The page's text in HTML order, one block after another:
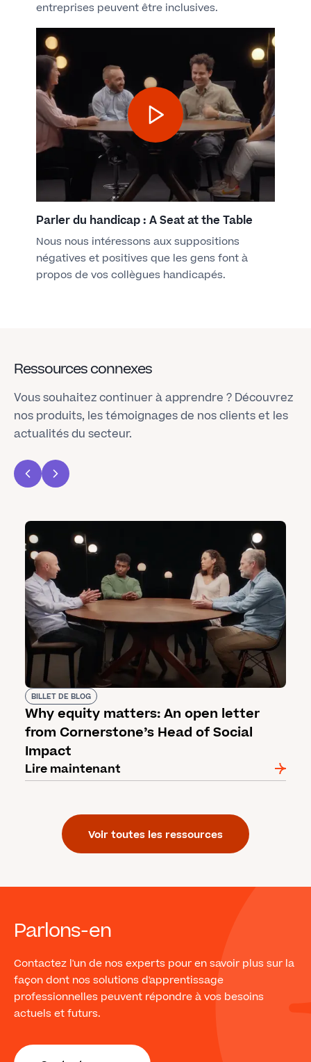
entreprises peuvent être inclusives.
Parler du handicap : A Seat at the Table
Nous nous intéressons aux suppositions
négatives et positives que les gens font à
propos de vos collègues handicapés.​
Ressources connexes
Vous souhaitez continuer à apprendre ? Découvrez
nos produits, les témoignages de nos clients et les
actualités du secteur.
BILLET DE BLOG
Why equity matters: An open letter
from Cornerstone’s Head of Social
Impact
Lire maintenant
Voir toutes les ressources
Parlons-en
Contactez l'un de nos experts pour en savoir plus sur la
façon dont nos solutions d'apprentissage
professionnelles peuvent répondre à vos besoins
actuels et futurs.